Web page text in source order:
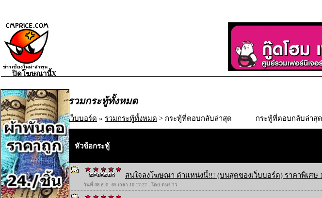
รวมกระทู้ทั้งหมด
เว็บบอร์ด » รวมกระทู้ทั้งหมด > กระทู้ที่ตอบกลับล่าสุด กระทู้ที่ตอบกลับล่าสุด
หัวข้อกระทู้
สนใจลงโฆษณา ตำแหน่งนี้!!! (บนสุดของเว็บบอร์ด) ราคาพิเศษ
วันที่ 08 ธ.ค. 65 เวลา 10:17:27 , โดย ตนข่าว
ปิดโฆษณานี้X